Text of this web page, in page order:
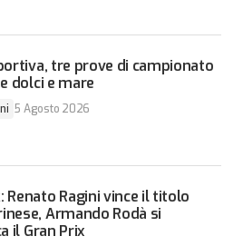
tre prove di campionato
dolci e mare
5 Agosto 2026
Renato Ragini vince il titolo
Armando Rodà si
il Gran Prix